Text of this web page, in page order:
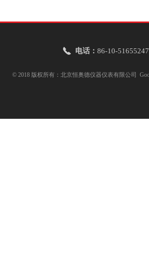
电话： 86-10-51655247
© 2018 版权所有：北京恒奥德仪器仪表有限公司